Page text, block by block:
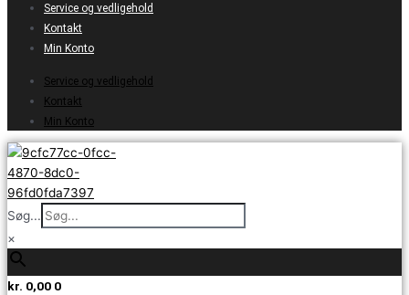
Service og vedligehold
Kontakt
Min Konto
Service og vedligehold
Kontakt
Min Konto
Søg...
×
kr. 0,00 0